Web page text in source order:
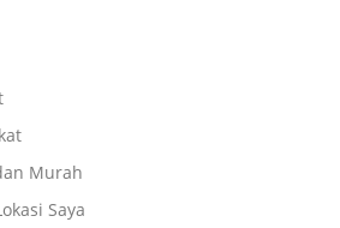
Murah
Saya